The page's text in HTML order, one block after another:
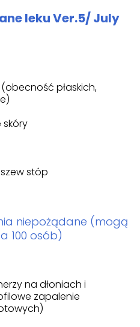
leku Ver.5/ July
płaskich,
skóry
stóp
niepożądane (mogą
100 osób)
na dłoniach i
zapalenie